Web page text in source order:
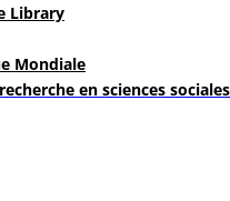
Library
Mondiale
en sciences sociales